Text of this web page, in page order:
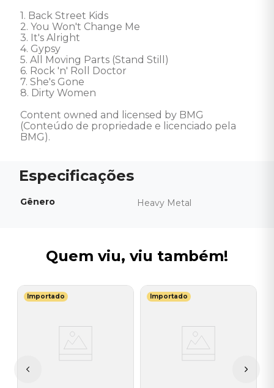
1. Back Street Kids
2. You Won't Change Me
3. It's Alright
4. Gypsy
5. All Moving Parts (Stand Still)
6. Rock 'n' Roll Doctor
7. She's Gone
8. Dirty Women
Content owned and licensed by BMG
(Conteúdo de propriedade e licenciado pela
BMG).
Gênero Heavy Metal
Quem viu, viu também!
Importado Importado